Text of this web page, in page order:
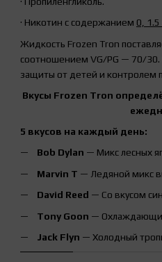
· Никотин с содержанием 0, 1.5
Жидкость Frozen Tron
соотношением VG/PG — 70/
защиты от детей и контролем
Вкусы Frozen Tron
5 вкусов на каждый день:
Bob Dylan — Микс лесных
Marvin T — Ледяной микс
David Reed — Со вкусом
Tony Goon —
Jack Flyn — Холодный